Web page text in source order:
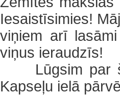
Iesaistīsimies!
viņiem arī
viņus ieraudzīs!
Lūgsim par
Kapseļu ielā